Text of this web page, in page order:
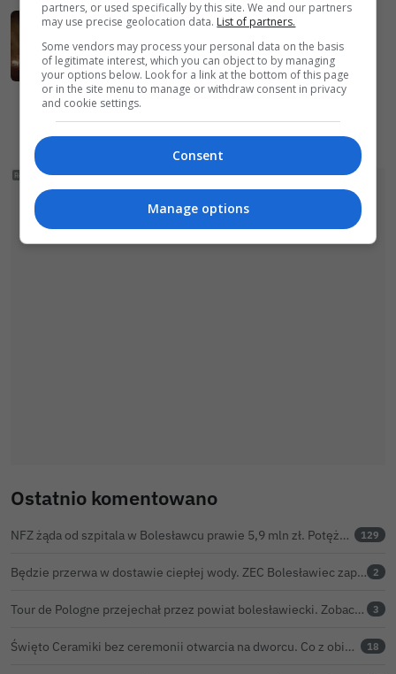
Ostatnio komentowano
NFZ żąda od szpitala w Bolesławcu prawie 5,9 mln zł. Potężny cios po kontroli rozliczeń 129
Będzie przerwa w dostawie ciepłej wody. ZEC Bolesławiec zapowiada prace remontowe 2
Tour de Pologne przejechał przez powiat bolesławiecki. Zobacz wideo z Zebrzydowej 3
Święto Ceramiki bez ceremonii otwarcia na dworcu. Co z obietnicą prezydenta Bolesławca? 18
2022-02-21
Podpalił dom, żeby… zatrzeć ślady
włamania. Obiekt spłonął doszczętnie
partners, or used specifically by this site. We and our partners
may use precise geolocation data. List of partners.
Some vendors may process your personal data on the basis
of legitimate interest, which you can object to by managing
your options below. Look for a link at the bottom of this page
or in the site menu to manage or withdraw consent in privacy
and cookie settings.
Consent
Manage options